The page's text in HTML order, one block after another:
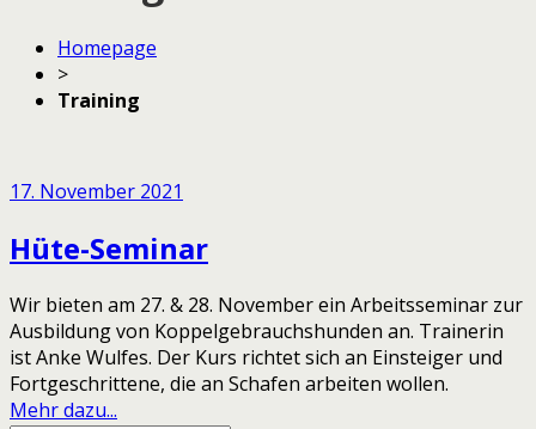
Homepage
>
Training
17. November 2021
Hüte-Seminar
Wir bieten am 27. & 28. November ein Arbeitsseminar zur
Ausbildung von Koppelgebrauchshunden an. Trainerin
ist Anke Wulfes. Der Kurs richtet sich an Einsteiger und
Fortgeschrittene, die an Schafen arbeiten wollen.
Mehr dazu...